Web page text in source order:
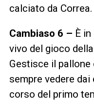
calciato da Correa.
Cambiaso 6 – È
vivo del gioco
Gestisce il
sempre vedere
corso del primo